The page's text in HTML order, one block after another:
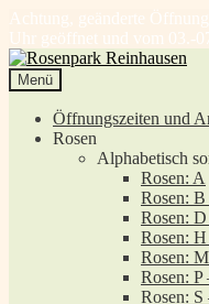
Achtung, geänderte
Uhr geöffnet und vom 03.-
Zur
Navigation
springen
Zum
Inhalt
springen
Menü
Öffnungszeiten und
Rosen
Alphabetisch
Rosen: A
Rosen: B
Rosen:
Rosen:
Rosen:
Rosen: P
Rosen: S